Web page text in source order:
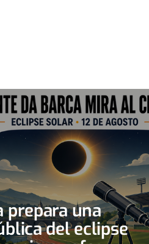
prepara una
del eclipse